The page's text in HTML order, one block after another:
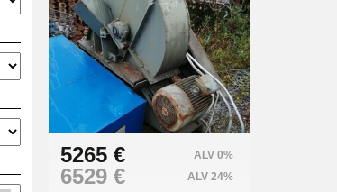
5265 € ALV 0%
6529 € ALV 24%